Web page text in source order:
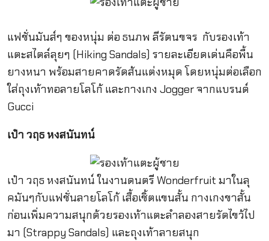
แฟชั่นมันส์ๆ ของหนุ่ม ต่อ ธนภพ ลีรัตนขจร กับรองเท้า
แตะสไตล์ลุยๆ (Hiking Sandals) รายละเอียดเด่นคือพื้น
ยางหนา พร้อมสายคาดรัดส้นแต่งหมุด โดยหนุ่มต่อเลือก
ใส่ถุงเท้าทอลายโลโก้ และกางเกง Jogger จากแบรนด์
Gucci
เป๋า วฤธ หงสนันทน์
เป๋า วฤธ หงสนันทน์ ในงานดนตรี Wonderfruit มาในลุ
คมันๆกับแฟชั่นลายโลโก้ เสื้อเชิ้ตแขนสั้น กางเกงขาสั้น
ก่อนเพิ่มความสนุกด้วยรองเท้าแตะลำลองสายรัดไขว้ไป
มา (Strappy Sandals) และถุงเท้าลายสนุก